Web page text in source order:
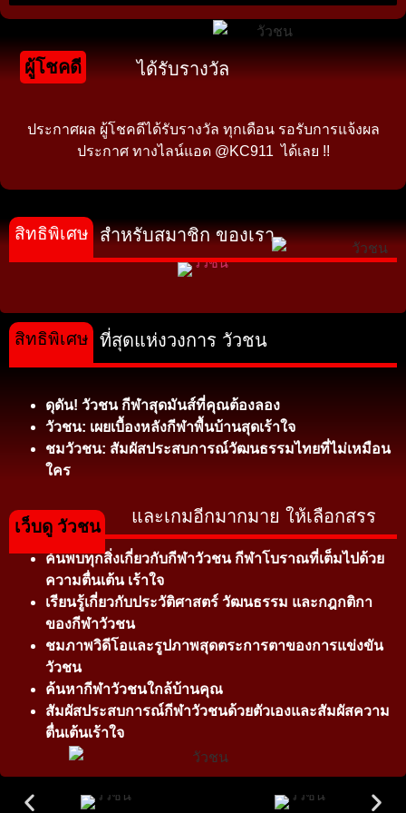
ผู้โชคดี ได้รับรางวัล
ประกาศผล ผู้โชคดีได้รับรางวัล ทุกเดือน รอรับการแจ้งผล
ประกาศ ทางไลน์แอด @KC911 ได้เลย !!
สำหรับสมาชิก ของเรา
สิทธิพิเศษ
ที่สุดแห่งวงการ วัวชน
ดุดัน! วัวชน กีฬาสุดมันส์ที่คุณต้องลอง
วัวชน: เผยเบื้องหลังกีฬาพื้นบ้านสุดเร้าใจ
ชมวัวชน: สัมผัสประสบการณ์วัฒนธรรมไทยที่ไม่เหมือน
ใคร
สิทธิพิเศษ
และเกมอีกมากมาย ให้เลือกสรร
ค้นพบทุกสิ่งเกี่ยวกับกีฬาวัวชน กีฬาโบราณที่เต็มไปด้วย
ความตื่นเต้น เร้าใจ
เรียนรู้เกี่ยวกับประวัติศาสตร์ วัฒนธรรม และกฎกติกา
ของกีฬาวัวชน
ชมภาพวิดีโอและรูปภาพสุดตระการตาของการแข่งขัน
วัวชน
ค้นหากีฬาวัวชนใกล้บ้านคุณ
สัมผัสประสบการณ์กีฬาวัวชนด้วยตัวเองและสัมผัสความ
ตื่นเต้นเร้าใจ
เว็บดู วัวชน